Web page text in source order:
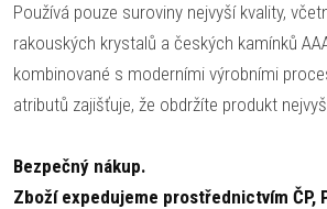
Používá pouze suroviny nejvyší kvality,
rakouských krystalů a českých kamínků
kombinované s moderními výrobními
atributů zajišťuje, že obdržíte produkt
Bezpečný nákup.
Zboží expedujeme prostřednictvím ČP,